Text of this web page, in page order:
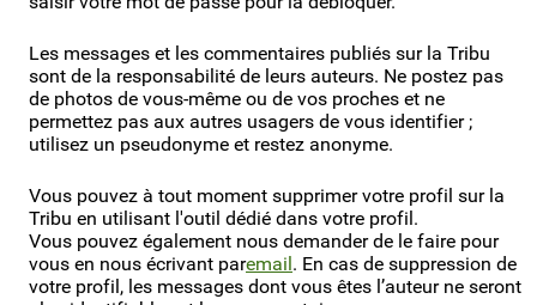
Les messages et les commentaires publiés sur la Tribu
sont de la responsabilité de leurs auteurs. Ne postez pas
de photos de vous-même ou de vos proches et ne
permettez pas aux autres usagers de vous identifier ;
utilisez un pseudonyme et restez anonyme.
Vous pouvez à tout moment supprimer votre profil sur la
Tribu en utilisant l'outil dédié dans votre profil.
Vous pouvez également nous demander de le faire pour
vous en nous écrivant paremail. En cas de suppression de
votre profil, les messages dont vous êtes l’auteur ne seront